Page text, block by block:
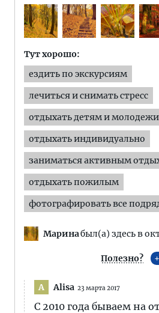
Тут хорошо:
ездить по экскурсиям
лечиться и снимать стресс
отдыхать детям и молодежи
отдыхать индивидуально
заниматься активным
отдыхать пожилым
фотографировать все
Маринабыл(а) здесь в
Полезно?
A Alisa 23 марта 2017
С 2010 года бываем на